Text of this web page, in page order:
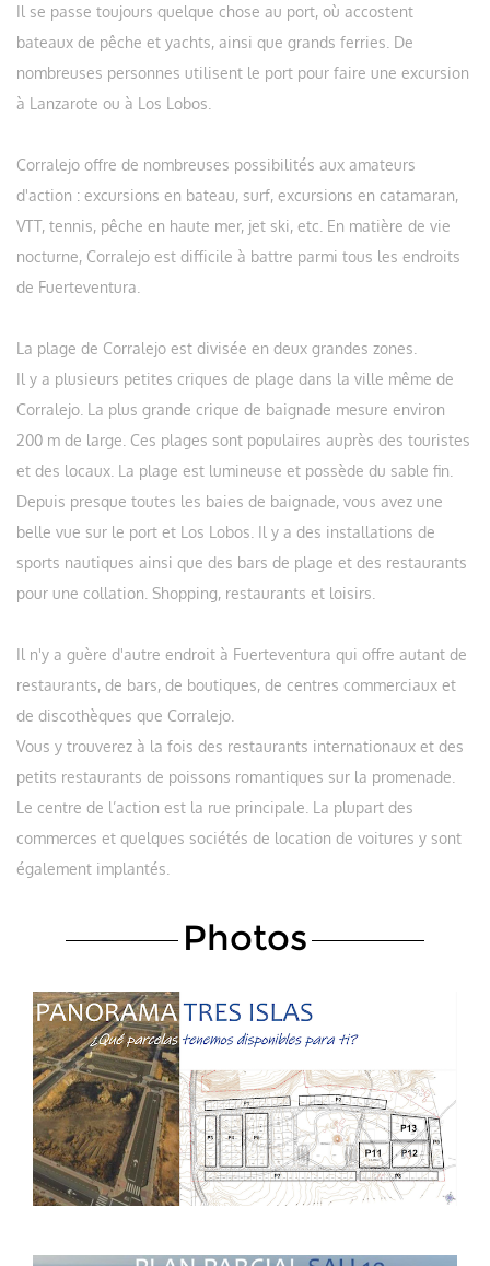
Il se passe toujours quelque chose au port, où accostent
bateaux de pêche et yachts, ainsi que grands ferries. De
nombreuses personnes utilisent le port pour faire une excursion
à Lanzarote ou à Los Lobos.
Corralejo offre de nombreuses possibilités aux amateurs
d'action : excursions en bateau, surf, excursions en catamaran,
VTT, tennis, pêche en haute mer, jet ski, etc. En matière de vie
nocturne, Corralejo est difficile à battre parmi tous les endroits
de Fuerteventura.
La plage de Corralejo est divisée en deux grandes zones.
Il y a plusieurs petites criques de plage dans la ville même de
Corralejo. La plus grande crique de baignade mesure environ
200 m de large. Ces plages sont populaires auprès des touristes
et des locaux. La plage est lumineuse et possède du sable fin.
Depuis presque toutes les baies de baignade, vous avez une
belle vue sur le port et Los Lobos. Il y a des installations de
sports nautiques ainsi que des bars de plage et des restaurants
pour une collation. Shopping, restaurants et loisirs.
Il n'y a guère d'autre endroit à Fuerteventura qui offre autant de
restaurants, de bars, de boutiques, de centres commerciaux et
de discothèques que Corralejo.
Vous y trouverez à la fois des restaurants internationaux et des
petits restaurants de poissons romantiques sur la promenade.
Le centre de l’action est la rue principale. La plupart des
commerces et quelques sociétés de location de voitures y sont
également implantés.
Photos